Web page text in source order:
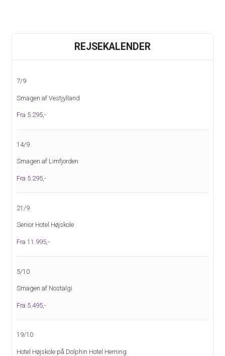
KONTAKT OS
REJSEKALENDER
7/9
Smagen af Vestjylland
Fra 5.295,-
14/9
Smagen af Limfjorden
Fra 5.295,-
21/9
Senior Hotel Højskole
Fra 11.995,-
5/10
Smagen af Nostalgi
Fra 5.495,-
19/10
Hotel Højskole på Dolphin Hotel Herning